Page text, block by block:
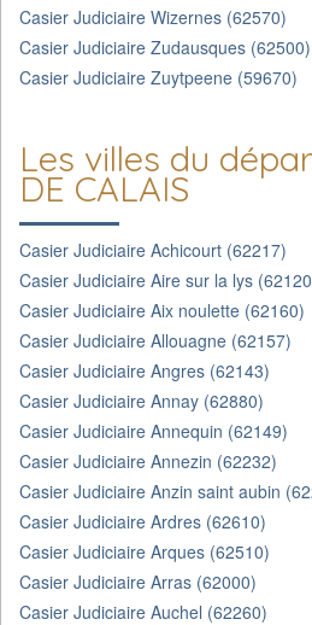
Casier Judiciaire Wizernes (62570)
Casier Judiciaire Zudausques (62500)
Casier Judiciaire Zuytpeene (59670)
Les villes du
DE CALAIS
Casier Judiciaire Achicourt (62217)
Casier Judiciaire Aire sur la lys
Casier Judiciaire Aix noulette (62160)
Casier Judiciaire Allouagne (62157)
Casier Judiciaire Angres (62143)
Casier Judiciaire Annay (62880)
Casier Judiciaire Annequin (62149)
Casier Judiciaire Annezin (62232)
Casier Judiciaire Anzin saint aubin
Casier Judiciaire Ardres (62610)
Casier Judiciaire Arques (62510)
Casier Judiciaire Arras (62000)
Casier Judiciaire Auchel (62260)